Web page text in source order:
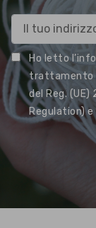
Ho letto
trattamento
del Reg.
Regulation)